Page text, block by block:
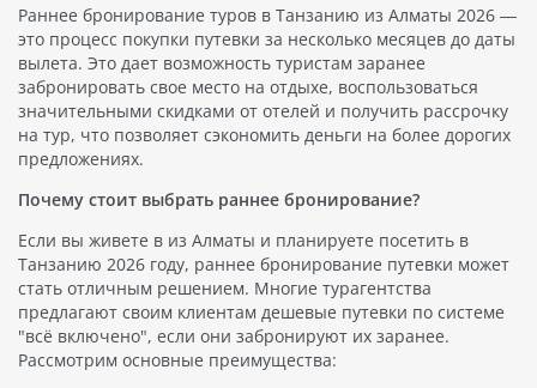
Раннее бронирование туров в Танзанию из Алматы 2026 —
это процесс покупки путевки за несколько месяцев до даты
вылета. Это дает возможность туристам заранее
забронировать свое место на отдыхе, воспользоваться
значительными скидками от отелей и получить рассрочку
на тур, что позволяет сэкономить деньги на более дорогих
предложениях.
Почему стоит выбрать раннее бронирование?
Если вы живете в из Алматы и планируете посетить в
Танзанию 2026 году, раннее бронирование путевки может
стать отличным решением. Многие турагентства
предлагают своим клиентам дешевые путевки по системе
"всё включено", если они забронируют их заранее.
Рассмотрим основные преимущества: